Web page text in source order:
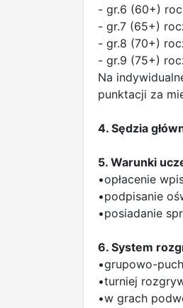
- gr.6 (60+)
- gr.7 (65+)
- gr.8 (70+)
- gr.9 (75+)
Na
punktacji za
4. Sędzia
5. Warunki
•opłacenie
•podpisanie
•posiadanie
6. System
•grupowo-
•turniej
•w grach